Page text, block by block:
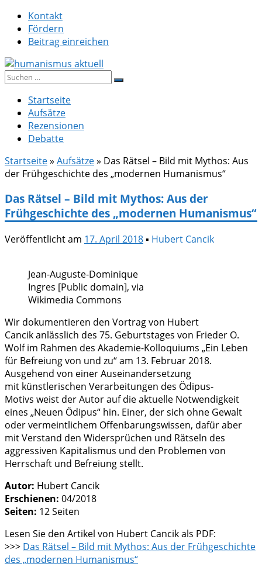
Zum
Inhalt
springen
Kontakt
Fördern
Beitrag einreichen
humanismus aktuell
Suche
Startseite
Aufsätze
Rezensionen
Debatte
Startseite» Aufsätze» Das Rätsel – Bild mit Mythos: Aus
der Frühgeschichte des „modernen Humanismus“
Das Rätsel – Bild mit Mythos: Aus der
Frühgeschichte des „modernen Humanismus“
Veröffentlicht am 17. April 2018▪ Hubert Cancik
Jean-Auguste-Dominique
Ingres [Public domain], via
Wikimedia Commons
Wir dokumentieren den Vortrag von Hubert
Cancik anlässlich des 75. Geburtstages von Frieder O.
Wolf im Rahmen des Akademie-Kolloquiums „Ein Leben
für Befreiung von und zu“ am 13. Februar 2018.
Ausgehend von einer Auseinandersetzung
mit künstlerischen Verarbeitungen des Ödipus-
Motivs weist der Autor auf die aktuelle Notwendigkeit
eines „Neuen Ödipus“ hin. Einer, der sich ohne Gewalt
oder vermeintlichem Offenbarungswissen, dafür aber
mit Verstand den Widersprüchen und Rätseln des
aggressiven Kapitalismus und den Problemen von
Herrschaft und Befreiung stellt.
Autor: Hubert Cancik
Erschienen: 04/2018
Seiten: 12 Seiten
Lesen Sie den Artikel von Hubert Cancik als PDF:
>>> Das Rätsel – Bild mit Mythos: Aus der Frühgeschichte
des „modernen Humanismus“